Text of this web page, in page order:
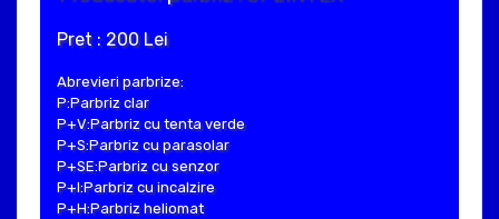
Pret : 200 Lei
Abrevieri parbrize:
P:Parbriz clar
P+V:Parbriz cu tenta verde
P+S:Parbriz cu parasolar
P+SE:Parbriz cu senzor
P+I:Parbriz cu incalzire
P+H:Parbriz heliomat